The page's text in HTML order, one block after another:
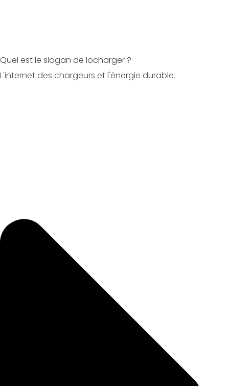
Quel est le slogan de Iocharger ?
L'internet des chargeurs et l'énergie durable.